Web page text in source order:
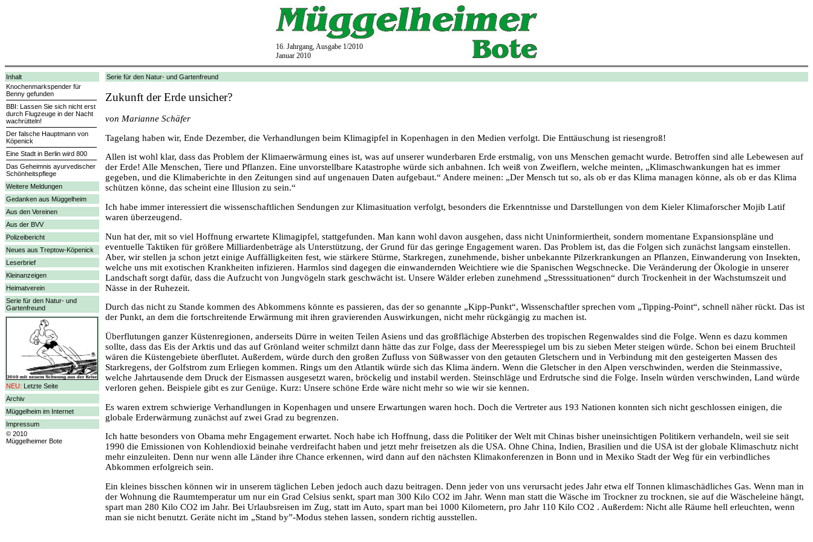
16. Jahrgang, Ausgabe 1/2010
Januar 2010
Inhalt
Knochenmarkspender für
Benny gefunden
BBI: Lassen Sie sich nicht erst
durch Flugzeuge in der Nacht
wachrütteln!
Der falsche Hauptmann von
Köpenick
Eine Stadt in Berlin wird 800
Das Geheimnis ayurvedischer
Schönheitspflege
Weitere Meldungen
Gedanken aus Müggelheim
Aus den Vereinen
Aus der BVV
Polizeibericht
Neues aus Treptow-Köpenick
Leserbrief
Kleinanzeigen
Heimatverein
Serie für den Natur- und
Gartenfreund
NEU: Letzte Seite
Archiv
Müggelheim im Internet
Impressum
© 2010
Müggelheimer Bote
Serie für den Natur- und Gartenfreund
Zukunft der Erde unsicher?
von Marianne Schäfer
Tagelang haben wir, Ende Dezember, die Verhandlungen beim Klimagipfel in Kopenhagen in den Medien verfolgt. Die Enttäuschung ist riesengroß!
Allen ist wohl klar, dass das Problem der Klimaerwärmung eines ist, was auf unserer wunderbaren Erde erstmalig, von uns Menschen gemacht wurde. Betroffen sind alle Lebewesen auf
der Erde! Alle Menschen, Tiere und Pflanzen. Eine unvorstellbare Katastrophe würde sich anbahnen. Ich weiß von Zweiflern, welche meinten, „Klimaschwankungen hat es immer
gegeben, und die Klimaberichte in den Zeitungen sind auf ungenauen Daten aufgebaut.“ Andere meinen: „Der Mensch tut so, als ob er das Klima managen könne, als ob er das Klima
schützen könne, das scheint eine Illusion zu sein.“
Ich habe immer interessiert die wissenschaftlichen Sendungen zur Klimasituation verfolgt, besonders die Erkenntnisse und Darstellungen von dem Kieler Klimaforscher Mojib Latif
waren überzeugend.
Nun hat der, mit so viel Hoffnung erwartete Klimagipfel, stattgefunden. Man kann wohl davon ausgehen, dass nicht Uninformiertheit, sondern momentane Expansionspläne und
eventuelle Taktiken für größere Milliardenbeträge als Unterstützung, der Grund für das geringe Engagement waren. Das Problem ist, das die Folgen sich zunächst langsam einstellen.
Aber, wir stellen ja schon jetzt einige Auffälligkeiten fest, wie stärkere Stürme, Starkregen, zunehmende, bisher unbekannte Pilzerkrankungen an Pflanzen, Einwanderung von Insekten,
welche uns mit exotischen Krankheiten infizieren. Harmlos sind dagegen die einwandernden Weichtiere wie die Spanischen Wegschnecke. Die Veränderung der Ökologie in unserer
Landschaft sorgt dafür, dass die Aufzucht von Jungvögeln stark geschwächt ist. Unsere Wälder erleben zunehmend „Stresssituationen“ durch Trockenheit in der Wachstumszeit und
Nässe in der Ruhezeit.
Durch das nicht zu Stande kommen des Abkommens könnte es passieren, das der so genannte „Kipp-Punkt“, Wissenschaftler sprechen vom „Tipping-Point“, schnell näher rückt. Das ist
der Punkt, an dem die fortschreitende Erwärmung mit ihren gravierenden Auswirkungen, nicht mehr rückgängig zu machen ist.
Überflutungen ganzer Küstenregionen, anderseits Dürre in weiten Teilen Asiens und das großflächige Absterben des tropischen Regenwaldes sind die Folge. Wenn es dazu kommen
sollte, dass das Eis der Arktis und das auf Grönland weiter schmilzt dann hätte das zur Folge, dass der Meeresspiegel um bis zu sieben Meter steigen würde. Schon bei einem Bruchteil
wären die Küstengebiete überflutet. Außerdem, würde durch den großen Zufluss von Süßwasser von den getauten Gletschern und in Verbindung mit den gesteigerten Massen des
Starkregens, der Golfstrom zum Erliegen kommen. Rings um den Atlantik würde sich das Klima ändern. Wenn die Gletscher in den Alpen verschwinden, werden die Steinmassive,
welche Jahrtausende dem Druck der Eismassen ausgesetzt waren, bröckelig und instabil werden. Steinschläge und Erdrutsche sind die Folge. Inseln würden verschwinden, Land würde
verloren gehen. Beispiele gibt es zur Genüge. Kurz: Unsere schöne Erde wäre nicht mehr so wie wir sie kennen.
Es waren extrem schwierige Verhandlungen in Kopenhagen und unsere Erwartungen waren hoch. Doch die Vertreter aus 193 Nationen konnten sich nicht geschlossen einigen, die
globale Erderwärmung zunächst auf zwei Grad zu begrenzen.
Ich hatte besonders von Obama mehr Engagement erwartet. Noch habe ich Hoffnung, dass die Politiker der Welt mit Chinas bisher uneinsichtigen Politikern verhandeln, weil sie seit
1990 die Emissionen von Kohlendioxid beinahe verdreifacht haben und jetzt mehr freisetzen als die USA. Ohne China, Indien, Brasilien und die USA ist der globale Klimaschutz nicht
mehr einzuleiten. Denn nur wenn alle Länder ihre Chance erkennen, wird dann auf den nächsten Klimakonferenzen in Bonn und in Mexiko Stadt der Weg für ein verbindliches
Abkommen erfolgreich sein.
Ein kleines bisschen können wir in unserem täglichen Leben jedoch auch dazu beitragen. Denn jeder von uns verursacht jedes Jahr etwa elf Tonnen klimaschädliches Gas. Wenn man in
der Wohnung die Raumtemperatur um nur ein Grad Celsius senkt, spart man 300 Kilo CO2 im Jahr. Wenn man statt die Wäsche im Trockner zu trocknen, sie auf die Wäscheleine hängt,
spart man 280 Kilo CO2 im Jahr. Bei Urlaubsreisen im Zug, statt im Auto, spart man bei 1000 Kilometern, pro Jahr 110 Kilo CO2 . Außerdem: Nicht alle Räume hell erleuchten, wenn
man sie nicht benutzt. Geräte nicht im „Stand by”-Modus stehen lassen, sondern richtig ausstellen.